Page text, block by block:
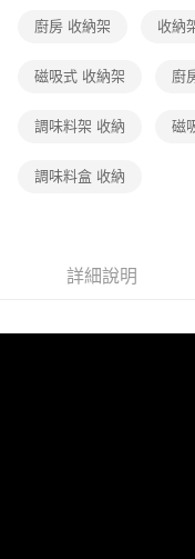
廚房 收納架 收納
磁吸式 收納架 廚
調味料架 收納 磁
調味料盒 收納
詳細說明